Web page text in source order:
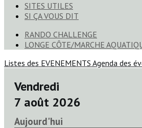
SITES UTILES
SI ÇA VOUS DIT
RANDO CHALLENGE
LONGE CÔTE/MARCHE
Listes des EVENEMENTS Agenda des
Vendredi
7 août 2026
Aujourd'hui